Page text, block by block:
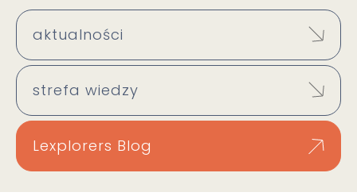
aktualności
strefa wiedzy
Lexplorers Blog